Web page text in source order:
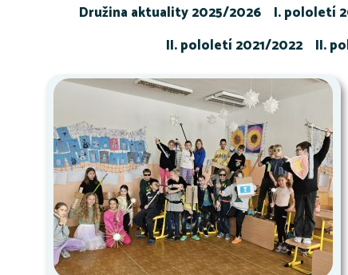
Družina aktuality 2025/2026
I. pololetí
II. pololetí 2021/2022
II.